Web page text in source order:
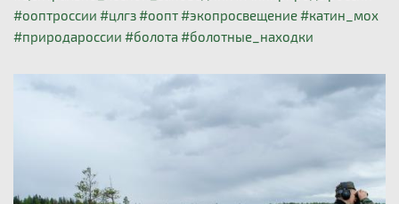
#ооптроссии #цлгз#оопт#экопросвещение#катин_мох
#природароссии #болота#болотные_находки